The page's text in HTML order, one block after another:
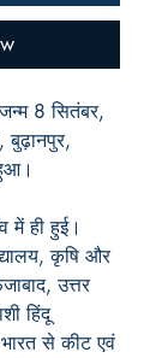
8 सितंबर,
में ही हुई।
कृषि और
उत्तर
हिंदू
भारत से कीट एवं